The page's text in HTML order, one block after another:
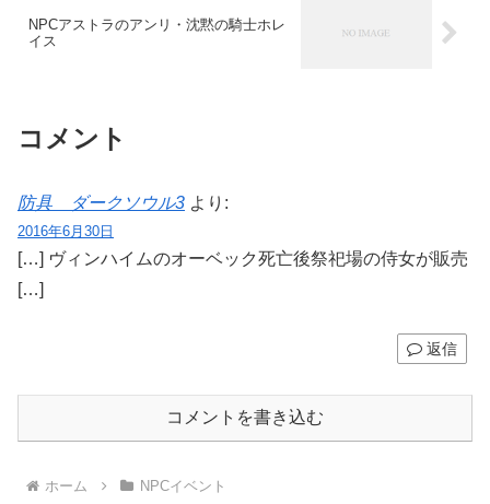
NPCアストラのアンリ・沈黙の騎士ホレ
イス
コメント
防具 ダークソウル3 より:
2016年6月30日
[…] ヴィンハイムのオーベック死亡後祭祀場の侍女が販売
[…]
返信
コメントを書き込む
ホーム NPCイベント